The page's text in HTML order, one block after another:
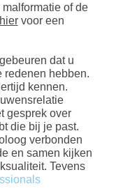
of de
hiervoor een
dat u
redenen hebben.
kennen.
gesprek over
die bij je past.
verbonden
en samen kijken
Tevens